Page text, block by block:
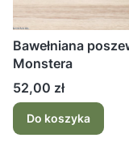
Bawełniana
Monstera
Cena
52,00 zł
Do koszyka